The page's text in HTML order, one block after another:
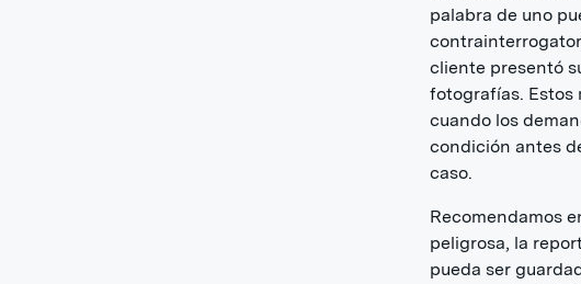
palabra de uno
cliente presentó
fotografías. Estos
cuando los
condición antes
caso.
Recomendamos
peligrosa, la
pueda ser